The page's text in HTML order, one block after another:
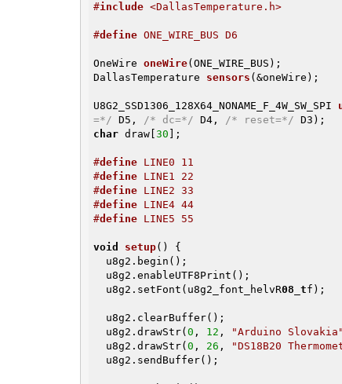
#include <DallasTemperature.h>
#define ONE_WIRE_BUS D6
OneWire oneWire(ONE_WIRE_BUS)
DallasTemperature sensors (&oneWire) ;
U8G2_SSD1306_128X64_NONAME_F_4W_SW_SPI
=*/ D5, /* dc=*/ D4, /* reset=*/ D3)
char draw[ 30 ];
#define LINE0 11
#define LINE1 22
#define LINE2 33
#define LINE4 44
#define LINE5 55
void setup()
{
  u8g2.setFont(u8g2_font_helvR
08_tf);
  u8g2.drawStr(
0 , 12 , "Arduino Slovakia"
  u8g2.drawStr(
0 , 26 , "DS18B20